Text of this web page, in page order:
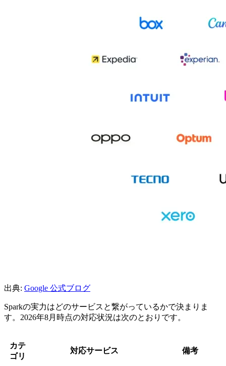
出典: Google 公式ブログ
Sparkの実力はどのサービスと繋がっているかで決まりま
す。2026年8月時点の対応状況は次のとおりです。
カテ
ゴリ
対応サービス 備考